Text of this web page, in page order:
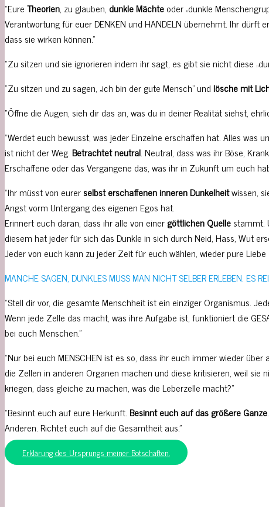
“EureTheorien, zu glauben, dunkle Mächteoder „dunkle
Verantwortung für euer DENKEN und HANDELN übernehmt. Ihr dürft
dass sie wirken können.”
“Zu sitzen und sie ignorieren indem ihr sagt, es gibt sie nicht diese
“Zu sitzen und zu sagen, „ich bin der gute Mensch” undlösche mit
“Öffne die Augen, sieh dir das an, was du in deiner Realität siehst,
“Werdet euch bewusst, was jeder Einzelne erschaffen hat. Alles
ist nicht der Weg.Betrachtet neutral. Neutral, dass was ihr Böse,
Erschaffene oder das Vergangene das, was ihr in Zukunft um euch
“Ihr müsst von eurerselbst erschaffenen inneren Dunkelheitwissen,
Angst vorm Untergang des eigenen Egos hat.
Erinnert euch daran, dass ihr alle von einergöttlichen Quellestammt.
diesem hat jeder für sich das Dunkle in sich durch Neid, Hass, Wut
Jeder von euch kann zu jeder Zeit für euch wählen, wieder pure Liebe
MANCHE SAGEN, DUNKLES MUSS MAN NICHT SELBER ERLEBEN. ES
“Stell dir vor, die gesamte Menschheit ist ein einziger Organismus.
Wenn jede Zelle das macht, was ihre Aufgabe ist, funktioniert die
bei euch Menschen.”
“Nur bei euch MENSCHEN ist es so, dass ihr euch immer wieder
die Zellen in anderen Organen machen und diese kritisieren, weil sie
kriegen, dass gleiche zu machen, was die Leberzelle macht?”
“Besinnt euch auf eure Herkunft.Besinnt euch auf das größere Ganze
Anderen. Richtet euch auf die Gesamtheit aus.”
Erklärung des Ursprungs meiner Botschaften.